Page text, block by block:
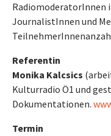
RadiomoderatorInnen
JournalistInnen und
Referentin
Monika Kalcsics
Kulturradio Ö1 und
Dokumentationen.
Termin